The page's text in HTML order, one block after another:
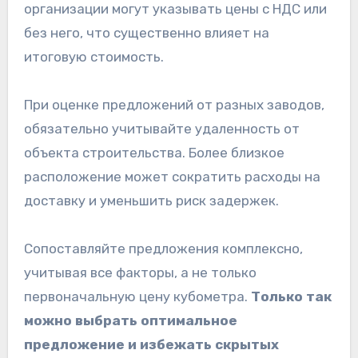
организации могут указывать цены с НДС или
без него, что существенно влияет на
итоговую стоимость.
При оценке предложений от разных заводов,
обязательно учитывайте удаленность от
объекта строительства. Более близкое
расположение может сократить расходы на
доставку и уменьшить риск задержек.
Сопоставляйте предложения комплексно,
учитывая все факторы, а не только
первоначальную цену кубометра. Только так
можно выбрать оптимальное
предложение и избежать скрытых